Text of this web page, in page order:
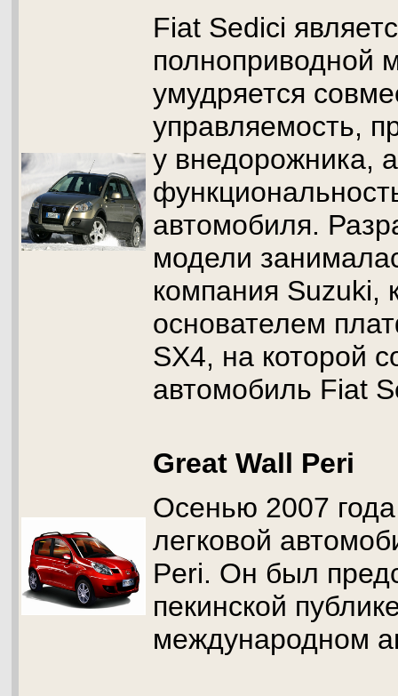
Fiat Sedici
полноприводной
умудряется
управляемость,
у внедорожника,
автомобиля.
модели
компания Suzuki,
основателем
SX4, на которой
автомобиль Fiat
Great Wall Peri
Осенью 2007
легковой
Peri. Он был
пекинской
международном